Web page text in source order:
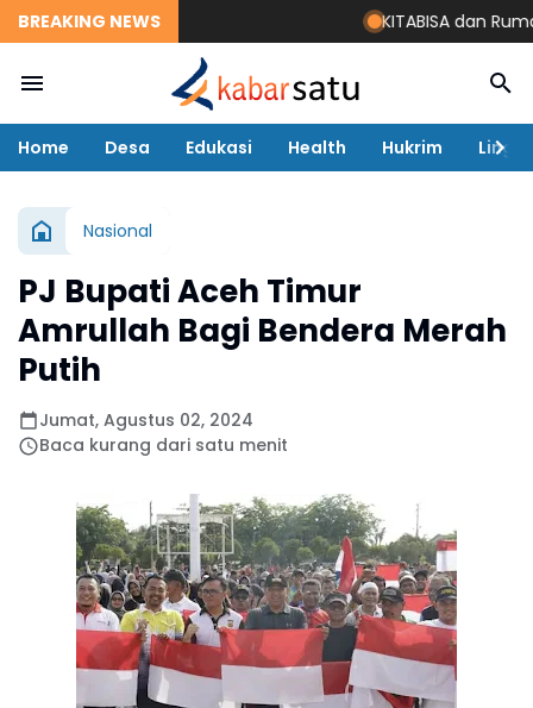
BREAKING NEWS KITABISA dan
Home Desa Edukasi Health Hukrim
Nasional
PJ Bupati Aceh Timur
Amrullah Bagi Bendera Merah
Putih
Jumat, Agustus 02, 2024
Baca kurang dari satu menit